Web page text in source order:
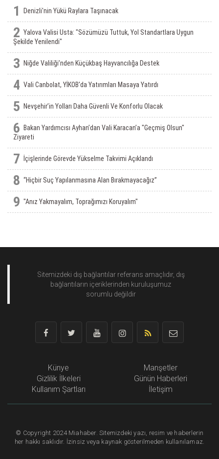
1 Denizli'nin Yükü Raylara Taşınacak
2 Yalova Valisi Usta: "Sözümüzü Tuttuk, Yol Standartlara Uygun
Şekilde Yenilendi"
3 Niğde Valiliği’nden Küçükbaş Hayvancılığa Destek
4 Vali Canbolat, YİKOB'da Yatırımları Masaya Yatırdı
5 Nevşehir’in Yolları Daha Güvenli Ve Konforlu Olacak
6 Bakan Yardımcısı Ayhan’dan Vali Karacan’a "Geçmiş Olsun"
Ziyareti
7 İçişlerinde Görevde Yükselme Takvimi Açıklandı
8 “Hiçbir Suç Yapılanmasına Alan Bırakmayacağız”
9 "Anız Yakmayalım, Toprağımızı Koruyalım"
Sitemizdeki dış bağlantılar referans amaçlıdır, dış
bağlantıların içeriklerinden kuruluşumuz
sorumlu değildir
Künye
Gizlilik İlkeleri
Kullanım Şartları
Manşetler
Günün Haberleri
İletişim
© Copyright 2024 Miahaber. Sitemizdeki yazı, resim ve haberlerin
her hakkı saklıdır. İzinsiz veya kaynak gösterilmeden kullanılamaz.